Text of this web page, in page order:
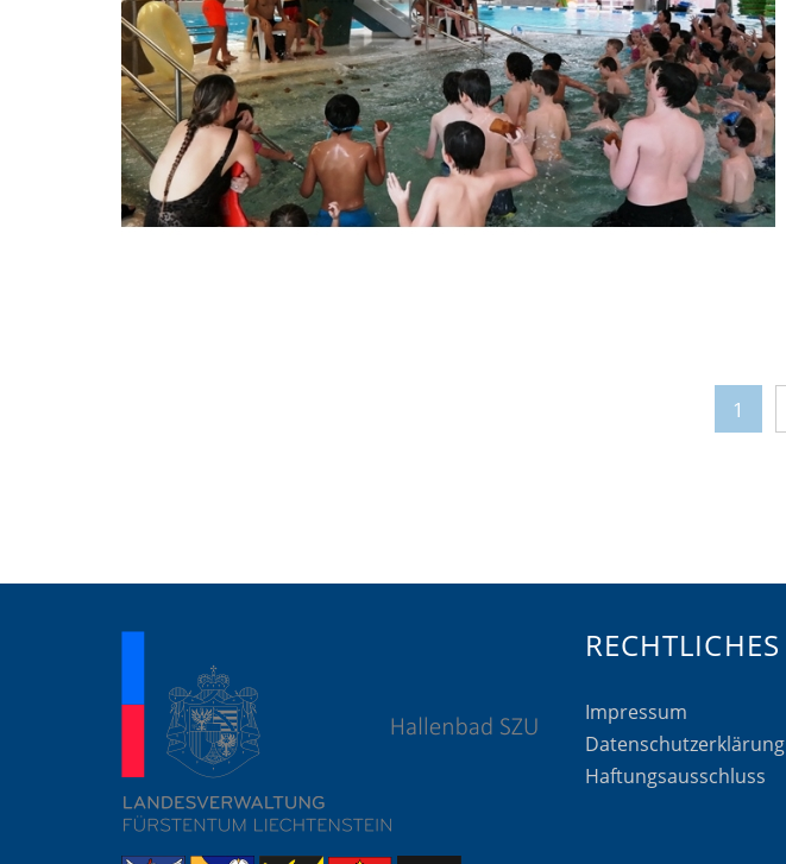
1
RECHTLICHES
Impressum
Datenschutzerklärung
Haftungsausschluss